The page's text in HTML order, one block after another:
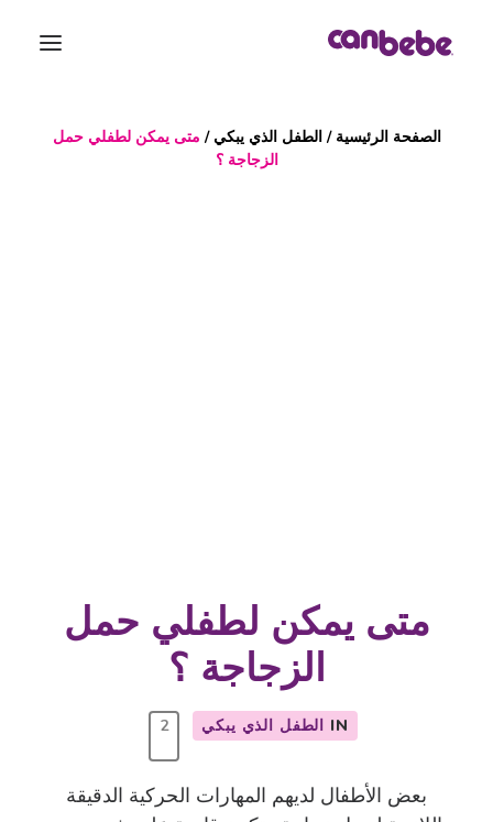
الصفحة الرئيسية
الصفحة الرئيسية /الطفل الذي يبكي / متى يمكن لطفلي حمل
الزجاجة ؟
متى يمكن لطفلي حمل
الزجاجة ؟
IN الطفل الذي يبكي 2
بعض الأطفال لديهم المهارات الحركية الدقيقة